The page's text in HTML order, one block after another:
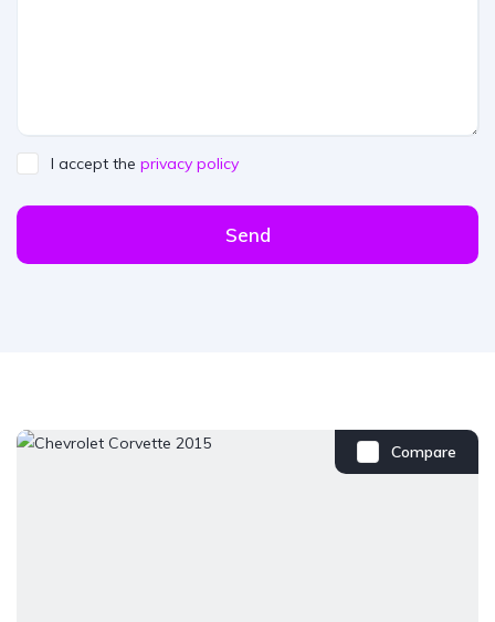
I accept the privacy policy
Send
Compare